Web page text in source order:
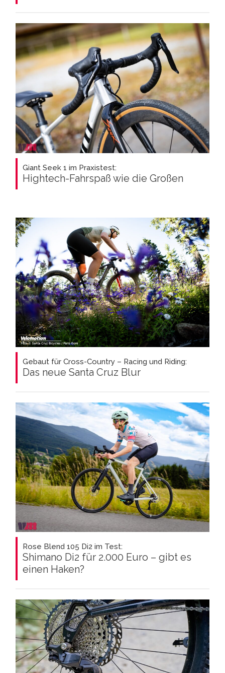
Giant Seek 1 im Praxistest:
Hightech-Fahrspaß wie die Großen
Gebaut für Cross-Country – Racing und Riding:
Das neue Santa Cruz Blur
Rose Blend 105 Di2 im Test:
Shimano Di2 für 2.000 Euro – gibt es
einen Haken?